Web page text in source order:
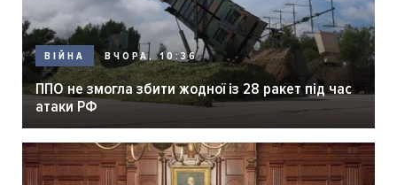
ВІЙНА ВЧОРА, 10:36
ППО не змогла збити жодної із 28 ракет під час
атаки РФ